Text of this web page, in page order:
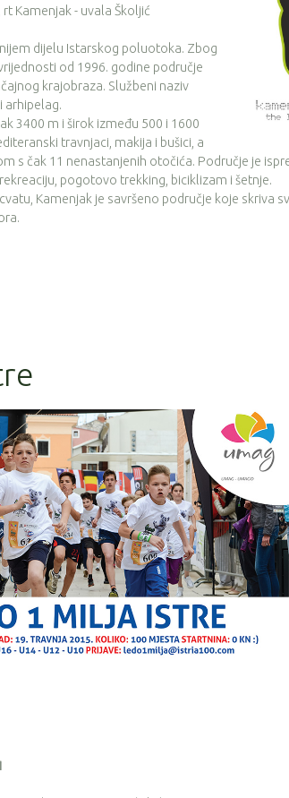
Kamenjak - uvala Školjić
dijelu Istarskog poluotoka. Zbog
od 1996. godine područje
krajobraza. Službeni naziv
arhipelag.
3400 m i širok između 500 i 1600
travnjaci, makija i bušici, a
s čak 11 nenastanjenih otočića. Područje je
pogotovo trekking, biciklizam i šetnje.
Kamenjak je savršeno područje koje skriva